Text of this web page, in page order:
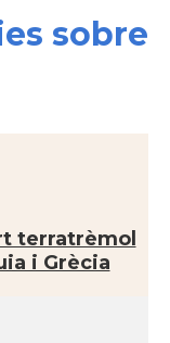
sobre
terratrèmol
i Grècia